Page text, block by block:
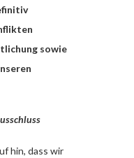
sowie
hin, dass wir